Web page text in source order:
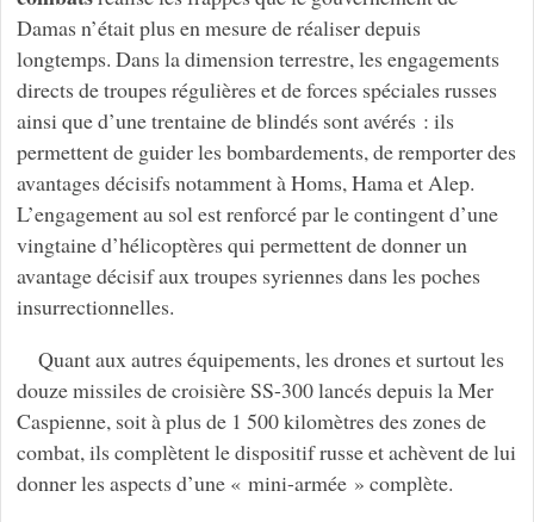
Damas n’était plus en mesure de réaliser depuis
longtemps. Dans la dimension terrestre, les engagements
directs de troupes régulières et de forces spéciales russes
ainsi que d’une trentaine de blindés sont avérés : ils
permettent de guider les bombardements, de remporter des
avantages décisifs notamment à Homs, Hama et Alep.
L’engagement au sol est renforcé par le contingent d’une
vingtaine d’hélicoptères qui permettent de donner un
avantage décisif aux troupes syriennes dans les poches
insurrectionnelles.
Quant aux autres équipements, les drones et surtout les
douze missiles de croisière SS-300 lancés depuis la Mer
Caspienne, soit à plus de 1 500 kilomètres des zones de
combat, ils complètent le dispositif russe et achèvent de lui
donner les aspects d’une « mini-armée » complète.